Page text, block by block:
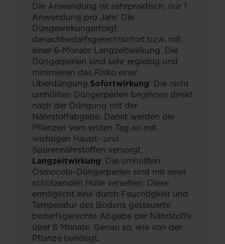
Die Anwendung ist sehrpraktisch: nur 1
Anwendung pro Jahr. Die
Düngewirkungerfolgt
danachbedarfsgerechtsofort bzw. mit
einer 6-Monate Langzeitwirkung. Die
Düngerperlen sind sehr ergiebig und
minimieren das Risko einer
Überdüngung.Sofortwirkung: Die nicht
umhüllten Düngerperlen beginnen direkt
nach der Düngung mit der
Nährstoffabgabe. Damit werden die
Pflanzen vom ersten Tag an mit
wichtigen Haupt- und
Spurennährstoffen versorgt.
Langzeitwirkung: Die umhüllten
Osmocote-Düngerperlen sind mit einer
schützenden Hülle versehen. Diese
ermöglicht eine durch Feuchtigkeit und
Temperatur des Bodens gesteuerte
bedarfsgerechte Abgabe der Nährstoffe
über 6 Monate. Genau so, wie von der
Pflanze benötigt.